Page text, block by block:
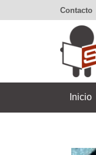
Contacto
Inicio